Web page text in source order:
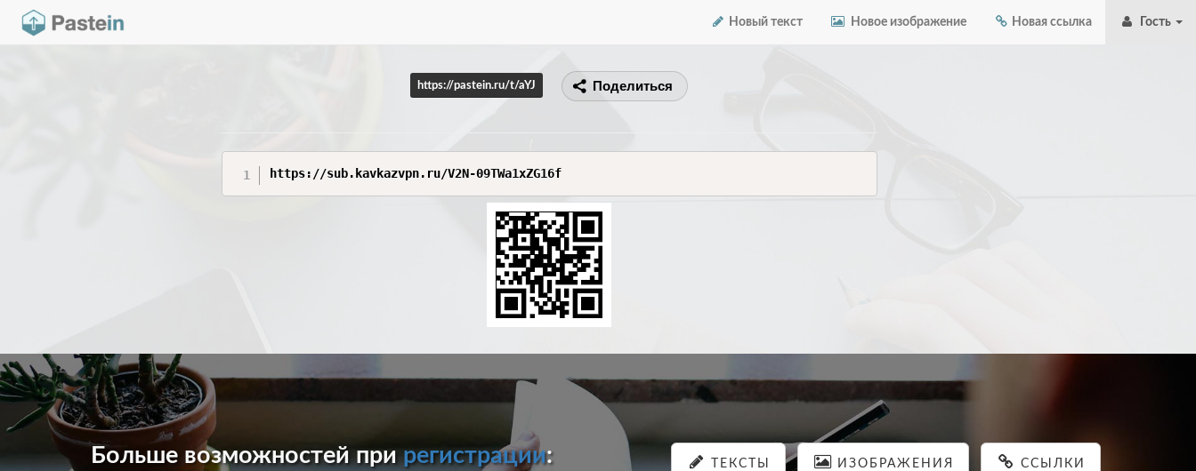
Новый текст Новое изображение Новая ссылка Гость
https://pastein.ru/t/aYJ Поделиться
https://sub.kavkazvpn.ru/V2N-09TWa1xZG16f
Больше возможностей прирегистрации: ТЕКСТЫ ИЗОБРАЖЕНИЯ ССЫЛКИ